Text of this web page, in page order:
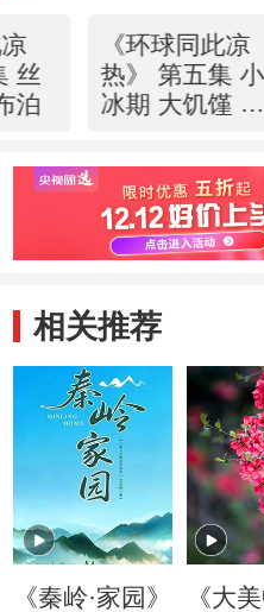
丝
泊
《环球同此凉
热》 第五集 小
冰期 大饥馑 帝
相关推荐
《秦岭·家园》 《大